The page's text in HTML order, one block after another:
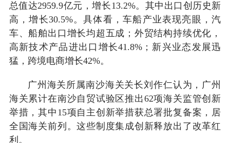
总值达2959.9亿元，增长13.2%。其中出口创历史新
高，增长30.5%。具体看，车船产业表现亮眼，汽
车、船舶出口增长均超五成；外贸结构持续优化，
高新技术产品进出口增长41.8%；新兴业态发展迅
猛，跨境电商增长42%。
广州海关所属南沙海关关长刘作仁认为，广州
海关累计在南沙自贸试验区推出62项海关监管创新
举措，其中15项自主创新举措获总署批复备案，居
全国海关前列。这些制度集成创新释放出了改革红
利。